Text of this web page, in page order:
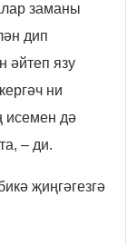
заманы
дип
әйтеп язу
ни
исемен дә
– ди.
җиңгәгезгә